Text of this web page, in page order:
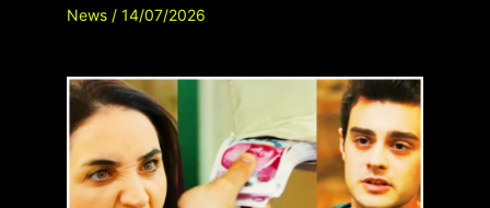
News/ 14/07/2026